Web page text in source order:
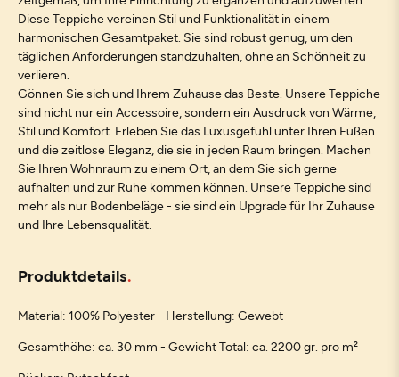
Diese Teppiche vereinen Stil und Funktionalität in einem
harmonischen Gesamtpaket. Sie sind robust genug, um den
täglichen Anforderungen standzuhalten, ohne an Schönheit zu
verlieren.
Gönnen Sie sich und Ihrem Zuhause das Beste. Unsere Teppiche
sind nicht nur ein Accessoire, sondern ein Ausdruck von Wärme,
Stil und Komfort. Erleben Sie das Luxusgefühl unter Ihren Füßen
und die zeitlose Eleganz, die sie in jeden Raum bringen. Machen
Sie Ihren Wohnraum zu einem Ort, an dem Sie sich gerne
aufhalten und zur Ruhe kommen können. Unsere Teppiche sind
mehr als nur Bodenbeläge - sie sind ein Upgrade für Ihr Zuhause
und Ihre Lebensqualität.
Produktdetails
Material: 100% Polyester - Herstellung: Gewebt
Gesamthöhe: ca. 30 mm - Gewicht Total: ca. 2200 gr. pro m²